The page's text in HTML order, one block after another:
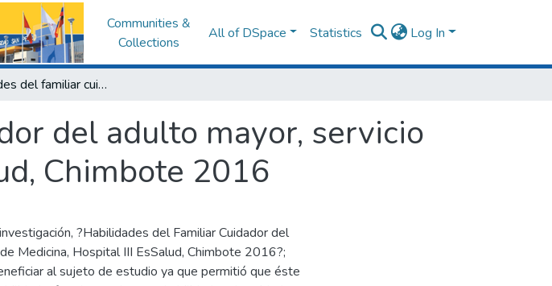
Communities &
Collections
All of DSpace Statistics Log In
Habilidades del familiar cuidador del adulto mayor, servicio de medicina, hospital III EsSalud, Chimbote 2016
del adulto mayor, servicio
Chimbote 2016
?Habilidades del Familiar Cuidador del
Medicina, Hospital III EsSalud, Chimbote 2016?;
al sujeto de estudio ya que permitió que éste